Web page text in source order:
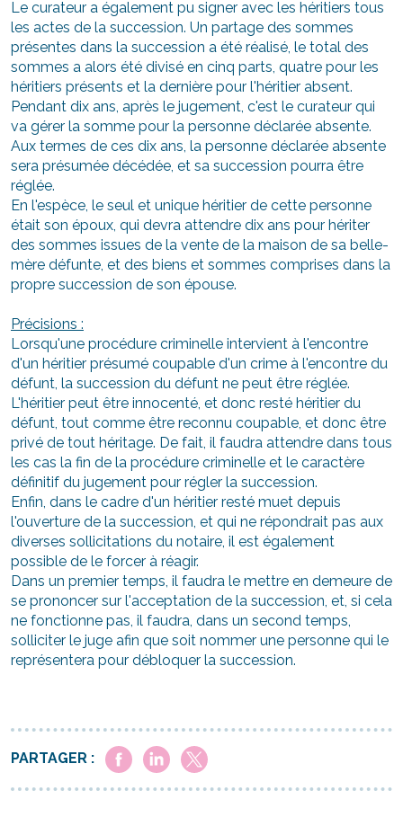
Le curateur a également pu signer avec les héritiers tous
les actes de la succession. Un partage des sommes
présentes dans la succession a été réalisé, le total des
sommes a alors été divisé en cinq parts, quatre pour les
héritiers présents et la dernière pour l'héritier absent.
Pendant dix ans, après le jugement, c'est le curateur qui
va gérer la somme pour la personne déclarée absente.
Aux termes de ces dix ans, la personne déclarée absente
sera présumée décédée, et sa succession pourra être
réglée.
En l'espèce, le seul et unique héritier de cette personne
était son époux, qui devra attendre dix ans pour hériter
des sommes issues de la vente de la maison de sa belle-
mère défunte, et des biens et sommes comprises dans la
propre succession de son épouse.
Précisions :
Lorsqu'une procédure criminelle intervient à l'encontre
d'un héritier présumé coupable d'un crime à l'encontre du
défunt, la succession du défunt ne peut être réglée.
L'héritier peut être innocenté, et donc resté héritier du
défunt, tout comme être reconnu coupable, et donc être
privé de tout héritage. De fait, il faudra attendre dans tous
les cas la fin de la procédure criminelle et le caractère
définitif du jugement pour régler la succession.
Enfin, dans le cadre d'un héritier resté muet depuis
l'ouverture de la succession, et qui ne répondrait pas aux
diverses sollicitations du notaire, il est également
possible de le forcer à réagir.
Dans un premier temps, il faudra le mettre en demeure de
se prononcer sur l'acceptation de la succession, et, si cela
ne fonctionne pas, il faudra, dans un second temps,
solliciter le juge afin que soit nommer une personne qui le
représentera pour débloquer la succession.
PARTAGER :